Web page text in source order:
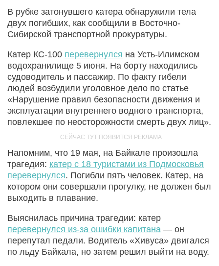
В рубке затонувшего катера обнаружили тела
двух погибших, как сообщили в Восточно-
Сибирской транспортной прокуратуры.
Катер КС-100 перевернулся на Усть-Илимском
водохранилище 5 июня. На борту находились
судоводитель и пассажир. По факту гибели
людей возбудили уголовное дело по статье
«Нарушение правил безопасности движения и
эксплуатации внутреннего водного транспорта,
повлекшее по неосторожности смерть двух лиц».
Напомним, что 19 мая, на Байкале произошла
трагедия: катер с 18 туристами из Подмосковья
перевернулся. Погибли пять человек. Катер, на
котором они совершали прогулку, не должен был
выходить в плавание.
Выяснилась причина трагедии: катер
перевернулся из-за ошибки капитана — он
перепутал педали. Водитель «Хивуса» двигался
по льду Байкала, но затем решил выйти на воду.